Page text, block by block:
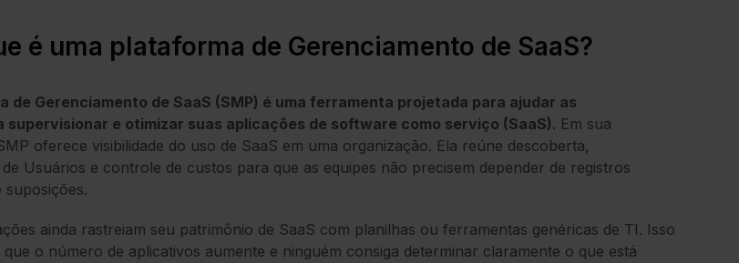
é uma plataforma de Gerenciamento de SaaS?
de Gerenciamento de SaaS (SMP) é uma ferramenta projetada para ajudar as
supervisionar e otimizar suas aplicações de software como serviço (SaaS). Em sua
oferece visibilidade do uso de SaaS em uma organização. Ela reúne descoberta,
Usuários e controle de custos para que as equipes não precisem depender de registros
suposições.
ainda rastreiam seu patrimônio de SaaS com planilhas ou ferramentas genéricas de TI. Isso
o número de aplicativos aumente e ninguém consiga determinar claramente o que está